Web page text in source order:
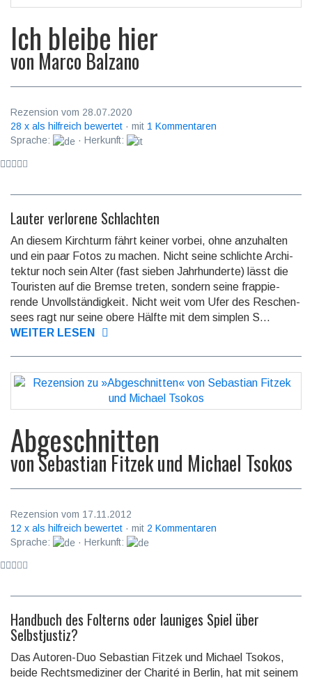
Ich bleibe hier
von Marco Balzano
Rezension vom 28.07.2020
28 x als hilfreich bewertet · mit 1 Kommentaren
Sprache:
· Herkunft:
Lauter verlorene Schlachten
An diesem Kirchturm fährt keiner vorbei, ohne anzuhalten
und ein paar Fotos zu machen. Nicht seine schlichte Archi­
tektur noch sein Alter (fast sieben Jahrhun­derte) lässt die
Touristen auf die Bremse treten, sondern seine frappie­
rende Unvoll­ständig­keit. Nicht weit vom Ufer des Reschen­
sees ragt nur seine obere Hälfte mit dem simplen S...
WEITER LESEN
Abgeschnitten
vonSebastian Fitzek und Michael Tsokos
Rezension vom 17.11.2012
12 x als hilfreich bewertet · mit 2 Kommentaren
Sprache:
· Herkunft:
Handbuch des Folterns oder launiges Spiel über
Selbstjustiz?
Das Autoren-Duo Sebastian Fitzek und Michael Tsokos,
beide Rechtsmediziner der Charité in Berlin, hat mit seinem